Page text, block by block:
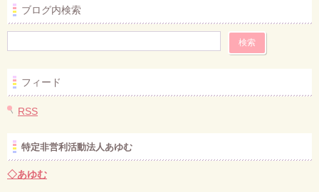
ブログ内検索
フィード
RSS
特定非営利活動法人あゆむ
◇あゆむ